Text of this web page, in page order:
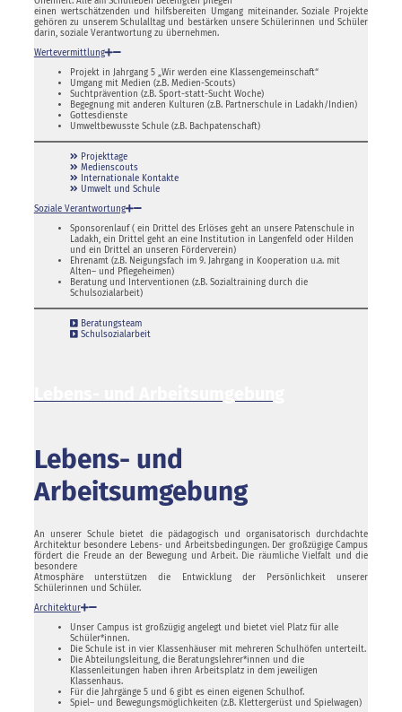
einen wertschätzenden und hilfsbereiten Umgang miteinander. Soziale Projekte
gehören zu unserem Schulalltag und bestärken unsere Schülerinnen und Schüler
darin, soziale Verantwortung zu übernehmen.
Wertevermittlung
Projekt in Jahrgang 5 „Wir werden eine Klassengemeinschaft“
Umgang mit Medien (z.B. Medien-Scouts)
Suchtprävention (z.B. Sport-statt-Sucht Woche)
Begegnung mit anderen Kulturen (z.B. Partnerschule in Ladakh/Indien)
Gottesdienste
Umweltbewusste Schule (z.B. Bachpatenschaft)
Projekttage
Medienscouts
Internationale Kontakte
Umwelt und Schule
Soziale Verantwortung
Sponsorenlauf ( ein Drittel des Erlöses geht an unsere Patenschule in
Ladakh, ein Drittel geht an eine Institution in Langenfeld oder Hilden
und ein Drittel an unseren Förderverein)
Ehrenamt (z.B. Neigungsfach im 9. Jahrgang in Kooperation u.a. mit
Alten– und Pflegeheimen)
Beratung und Interventionen (z.B. Sozialtraining durch die
Schulsozialarbeit)
Beratungsteam
Schulsozialarbeit
Lebens- und
Arbeitsumgebung
An unserer Schule bietet die pädagogisch und organisatorisch durchdachte
Architektur besondere Lebens- und Arbeitsbedingungen. Der großzügige Campus
fördert die Freude an der Bewegung und Arbeit. Die räumliche Vielfalt und die
besondere
Atmosphäre unterstützen die Entwicklung der Persönlichkeit unserer
Schülerinnen und Schüler.
Architektur
Unser Campus ist großzügig angelegt und bietet viel Platz für alle
Schüler*innen.
Die Schule ist in vier Klassenhäuser mit mehreren Schulhöfen unterteilt.
Die Abteilungsleitung, die Beratungslehrer*innen und die
Klassenleitungen haben ihren Arbeitsplatz in dem jeweiligen
Klassenhaus.
Für die Jahrgänge 5 und 6 gibt es einen eigenen Schulhof.
Spiel– und Bewegungsmöglichkeiten (z.B. Klettergerüst und Spielwagen)